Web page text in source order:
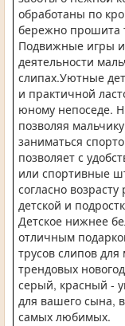
обработаны по
бережно прошита
Подвижные игры
деятельности
слипах.Уютные
и практичной
юному непоседе.
позволяя
заниматься
позволяет с
или спортивные
согласно
детской и
Детское нижнее
отличным
трусов слипов
трендовых
серый, красный -
для вашего сына,
самых любимых.